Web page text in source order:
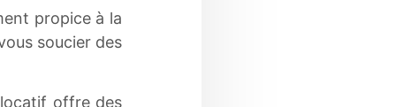
propice à la
soucier des
locatif offre des